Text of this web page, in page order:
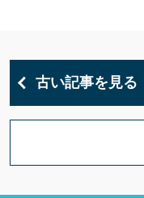
古い記事を見る